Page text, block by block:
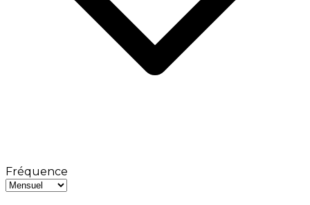
Fréquence